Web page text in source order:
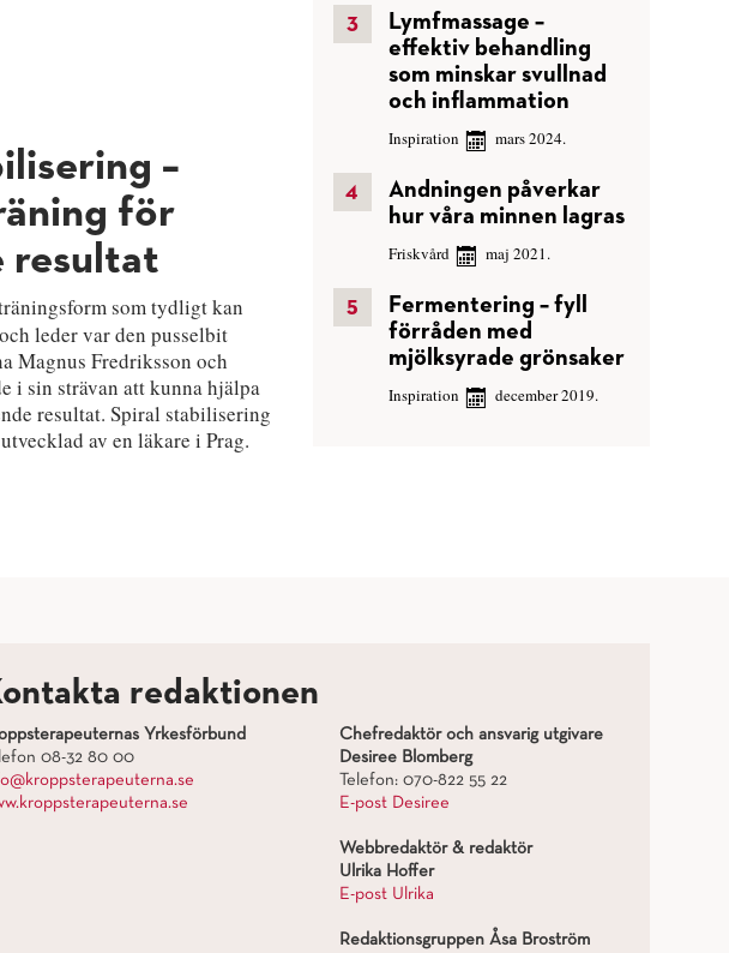
–
för
resultat
som tydligt kan
leder var den pusselbit
Magnus Fredriksson och
i sin strävan att kunna hjälpa
resultat. Spiral stabilisering
av en läkare i Prag.
Lymfmassage –
effektiv behandling
som minskar svullnad
och inflammation
Inspiration mars 2024.
Andningen påverkar
hur våra minnen lagras
Friskvård maj 2021.
Fermentering – fyll
förråden med
mjölksyrade grönsaker
Inspiration december 2019.
redaktionen
Yrkesförbund
08-32 80 00
Chefredaktör och ansvarig utgivare
Desiree Blomberg
Telefon: 070-822 55 22
E-post Desiree
Webbredaktör & redaktör
Ulrika Hoffer
E-post Ulrika
Redaktionsgruppen Åsa Broström